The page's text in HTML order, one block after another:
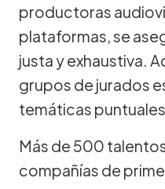
productoras
plataformas, se
justa y exhaustiva.
grupos de jurados
temáticas
Más de 500
compañías de